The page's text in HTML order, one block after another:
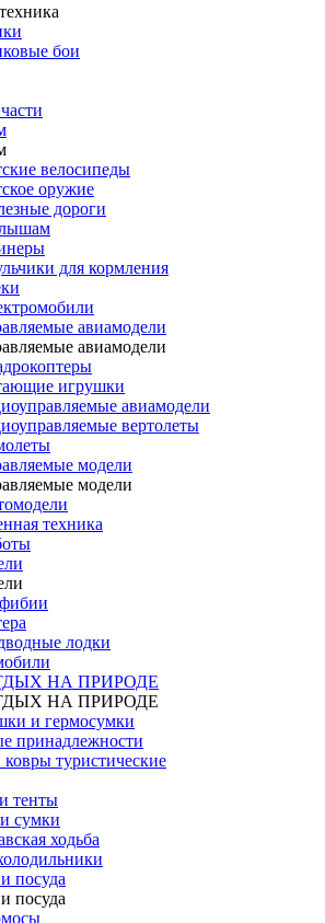
бои
велосипеды
оружие
дороги
для кормления
авиамодели
авиамодели
игрушки
авиамодели
вертолеты
модели
модели
техника
лодки
НА ПРИРОДЕ
НА ПРИРОДЕ
и гермосумки
принадлежности
туристические
тенты
сумки
ходьба
посуда
посуда